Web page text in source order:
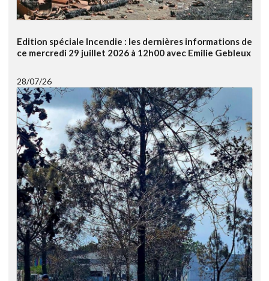
Edition spéciale Incendie : les dernières informations de
ce mercredi 29 juillet 2026 à 12h00 avec Emilie Gebleux
28/07/26